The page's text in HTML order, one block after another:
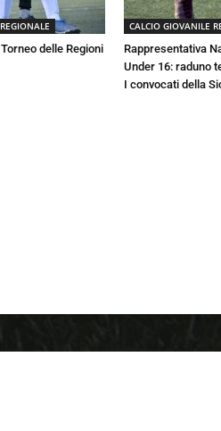
delle Regioni
CALCIO GIOVANILE
Rappresentativa
Under 16: raduno
I convocati della